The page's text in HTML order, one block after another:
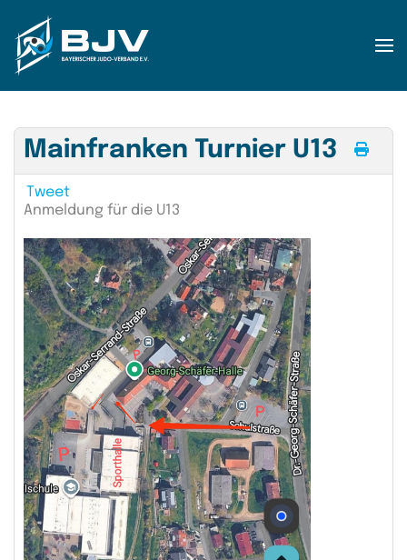
Zum Hauptinhalt springen
Mainfranken Turnier U13
Tweet
Anmeldung für die U13